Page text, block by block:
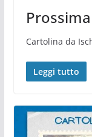
Cartolina da
Leggi tutto